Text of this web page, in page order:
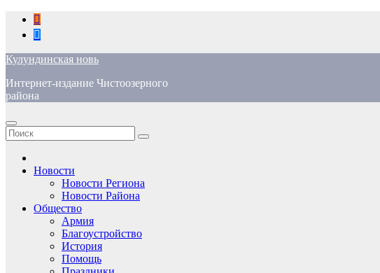
Перейти
содержимому
Кулундинская новь
Интернет-издание Чистоозерного
района
Новости
Новости Региона
Новости Района
Общество
Армия
Благоустройство
История
Помощь